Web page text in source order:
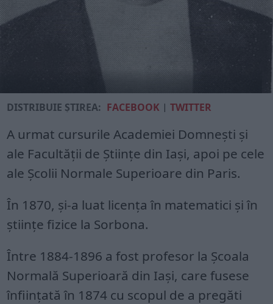
DISTRIBUIE ȘTIREA: FACEBOOK |TWITTER
A urmat cursurile Academiei Domneşti şi
ale Facultăţii de Ştiinţe din Iaşi, apoi pe cele
ale Şcolii Normale Superioare din Paris.
În 1870, şi-a luat licenţa în matematici şi în
ştiinţe fizice la Sorbona.
Între 1884-1896 a fost profesor la Şcoala
Normală Superioară din Iaşi, care fusese
înfiinţată în 1874 cu scopul de a pregăti